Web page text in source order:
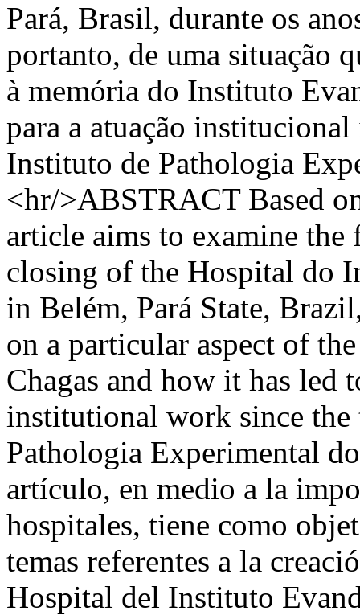
Pará, Brasil, durante os
portanto, de uma situação
à memória do Instituto
para a atuação
Instituto de Pathologia
<hr/>ABSTRACT Based
article aims to examine
closing of the Hospital do
in Belém, Pará State,
on a particular aspect of
Chagas and how it has led
institutional work since
Pathologia Experimental
artículo, en medio a la
hospitales, tiene como
temas referentes a la
Hospital del Instituto